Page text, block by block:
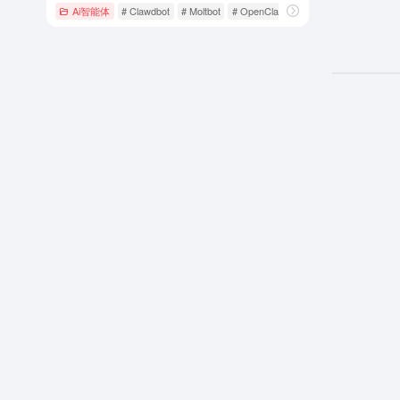
Ai智能体 # Clawdbot # Moltbot # OpenClaw